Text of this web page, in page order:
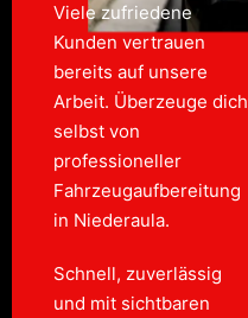
Viele zufriedene
Kunden vertrauen
bereits auf unsere
Arbeit. Überzeuge dich
selbst von
professioneller
Fahrzeugaufbereitung
in Niederaula.
Schnell, zuverlässig
und mit sichtbaren